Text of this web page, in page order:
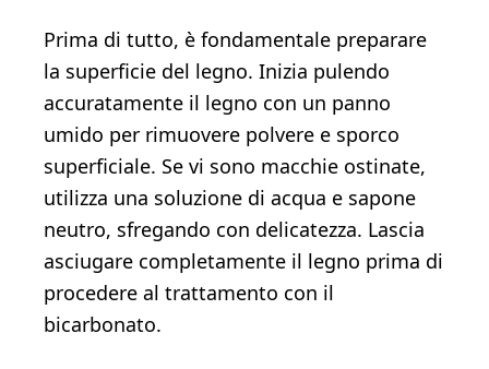
Prima di tutto, è fondamentale preparare
la superficie del legno. Inizia pulendo
accuratamente il legno con un panno
umido per rimuovere polvere e sporco
superficiale. Se vi sono macchie ostinate,
utilizza una soluzione di acqua e sapone
neutro, sfregando con delicatezza. Lascia
asciugare completamente il legno prima di
procedere al trattamento con il
bicarbonato.